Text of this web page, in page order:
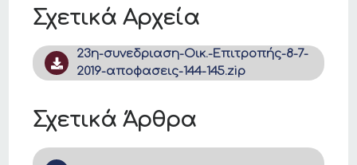
Σχετικά Αρχεία
23η-συνεδριαση-Οικ.-Επιτροπής-8-7-
2019-αποφασεις-144-145.zip
Σχετικά Άρθρα